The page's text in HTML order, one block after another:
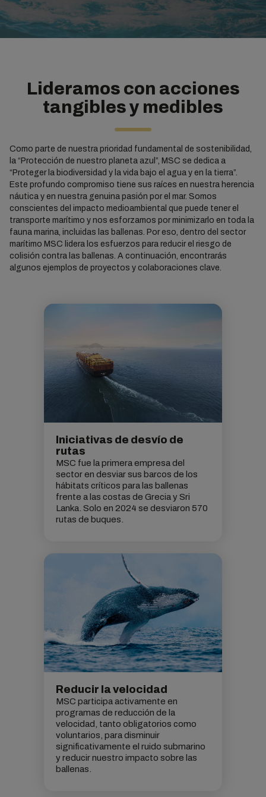
Lideramos con acciones
tangibles y medibles
Como parte de nuestra prioridad fundamental de sostenibilidad,
la “Protección de nuestro planeta azul”, MSC se dedica a
“Proteger la biodiversidad y la vida bajo el agua y en la tierra”.
Este profundo compromiso tiene sus raíces en nuestra herencia
náutica y en nuestra genuina pasión por el mar. Somos
conscientes del impacto medioambiental que puede tener el
transporte marítimo y nos esforzamos por minimizarlo en toda la
fauna marina, incluidas las ballenas. Por eso, dentro del sector
marítimo MSC lidera los esfuerzos para reducir el riesgo de
colisión contra las ballenas. A continuación, encontrarás
algunos ejemplos de proyectos y colaboraciones clave.
Iniciativas de desvío de
rutas
MSC fue la primera empresa del
sector en desviar sus barcos de los
hábitats críticos para las ballenas
frente a las costas de Grecia y Sri
Lanka. Solo en 2024 se desviaron 570
rutas de buques.
Reducir la velocidad
MSC participa activamente en
programas de reducción de la
velocidad, tanto obligatorios como
voluntarios, para disminuir
significativamente el ruido submarino
y reducir nuestro impacto sobre las
ballenas.